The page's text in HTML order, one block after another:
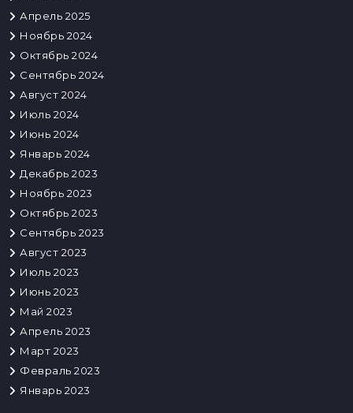
Апрель 2025
Ноябрь 2024
Октябрь 2024
Сентябрь 2024
Август 2024
Июль 2024
Июнь 2024
Январь 2024
Декабрь 2023
Ноябрь 2023
Октябрь 2023
Сентябрь 2023
Август 2023
Июль 2023
Июнь 2023
Май 2023
Апрель 2023
Март 2023
Февраль 2023
Январь 2023